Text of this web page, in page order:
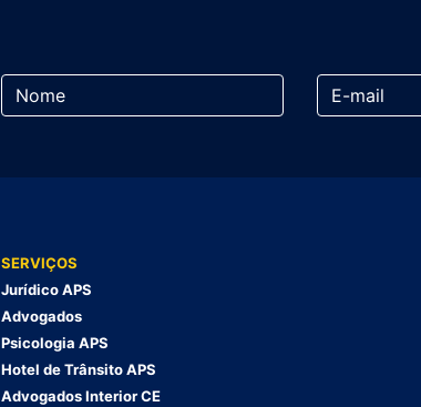
SERVIÇOS
Jurídico APS
Advogados
Psicologia APS
Hotel de Trânsito APS
Advogados Interior CE